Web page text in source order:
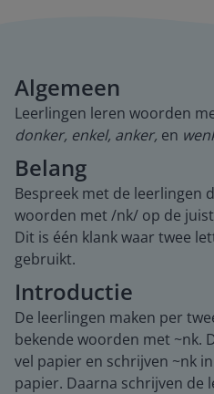
Algemeen
Leerlingen leren woorden
donker, enkel, anker, en
Belang
Bespreek met de leerlingen
woorden met /nk/ op de
Dit is één klank waar twee
gebruikt.
Introductie
De leerlingen maken per
bekende woorden met ~nk.
vel papier en schrijven ~nk
papier. Daarna schrijven de